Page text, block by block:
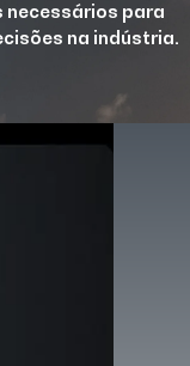
necessários para
na indústria.